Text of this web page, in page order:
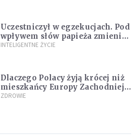
Uczestniczył w egzekucjach. Pod
wpływem słów papieża zmienił
zdanie
INTELIGENTNE ŻYCIE
Dlaczego Polacy żyją krócej niż
mieszkańcy Europy Zachodniej?
Ekspertka wskazuje główne
ZDROWIE